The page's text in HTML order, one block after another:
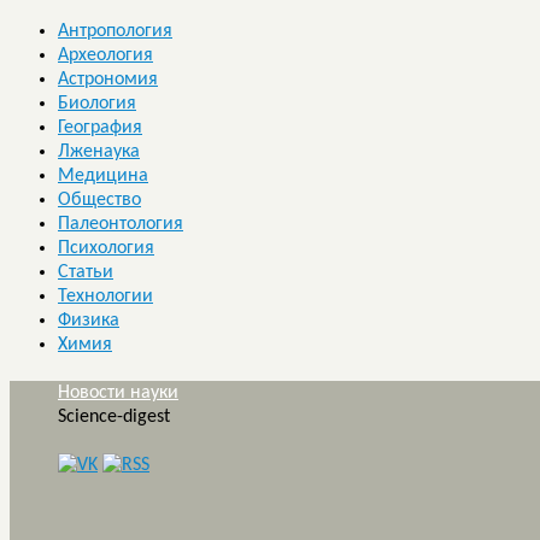
Антропология
Археология
Астрономия
Биология
География
Лженаука
Медицина
Общество
Палеонтология
Психология
Статьи
Технологии
Физика
Химия
Новости науки
Science-digest